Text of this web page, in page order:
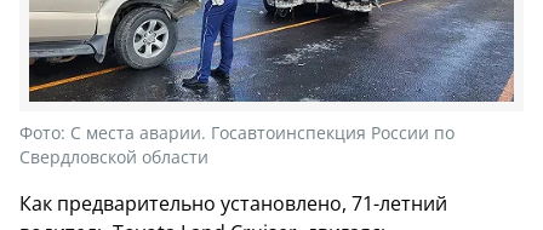
Фото: С места аварии. Госавтоинспекция России по
Свердловской области
Как предварительно установлено, 71-летний